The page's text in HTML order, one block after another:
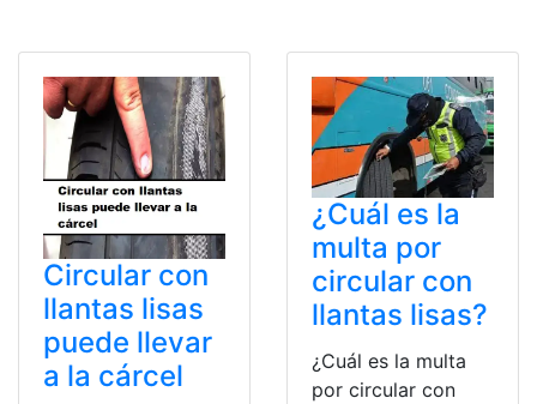
Circular con
llantas lisas
puede llevar
a la cárcel
¿Cuál es la
multa por
circular con
llantas lisas?
¿Cuál es la multa
por circular con